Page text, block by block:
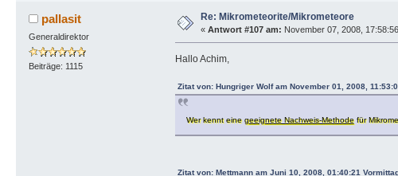
pallasit
Generaldirektor
Beiträge: 1115
Re: Mikrometeorite/Mikrometeore
« Antwort #107 am: November 07, 2008,
Hallo Achim,
Zitat von: Hungriger Wolf am November 01, 2008,
Wer kennt einegeeignete Nachweis-Methodefür
Zitat von: Mettmann am Juni 10, 2008, 01:40:21